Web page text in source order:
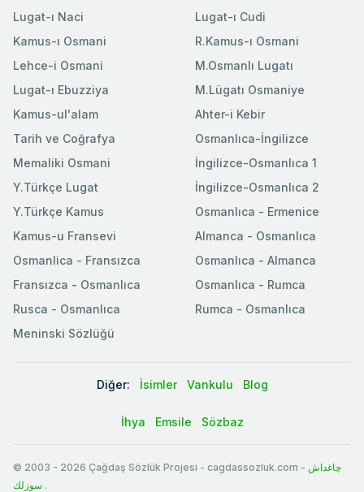
Lugat-ı Naci
Kamus-ı Osmani
Lehce-i Osmani
Lugat-ı Ebuzziya
Lugat-ı Cudi
R.Kamus-ı Osmani
M.Osmanlı Lugatı
M.Lügatı Osmaniye
Kamus-ul'alam
Tarih ve Coğrafya
Memaliki Osmani
Y.Türkçe Lugat
Y.Türkçe Kamus
Ahter-i Kebir
Osmanlıca-İngilizce
İngilizce-Osmanlıca 1
İngilizce-Osmanlıca 2
Osmanlıca - Ermenice
Kamus-u Fransevi
Osmanlica - Fransızca
Fransızca - Osmanlıca
Rusca - Osmanlıca
Meninski Sözlüğü
Almanca - Osmanlıca
Osmanlıca - Almanca
Osmanlıca - Rumca
Rumca - Osmanlıca
Diğer: İsimler Vankulu Blog
İhya Emsile Sözbaz
© 2003 - 2026 Çağdaş Sözlük Projesi - cagdassozluk.com - چاغداش
سوزلك .